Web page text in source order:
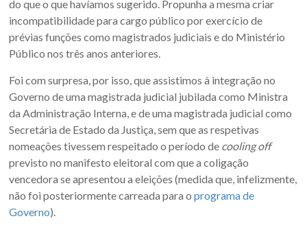
do que o que havíamos sugerido. Propunha a mesma criar
incompatibilidade para cargo público por exercício de
prévias funções como magistrados judiciais e do Ministério
Público nos três anos anteriores.
Foi com surpresa, por isso, que assistimos à integração no
Governo de uma magistrada judicial jubilada como Ministra
da Administração Interna, e de uma magistrada judicial como
Secretária de Estado da Justiça, sem que as respetivas
nomeações tivessem respeitado o período de cooling off
previsto no manifesto eleitoral com que a coligação
vencedora se apresentou a eleições (medida que, infelizmente,
não foi posteriormente carreada para oprograma de
Governo).